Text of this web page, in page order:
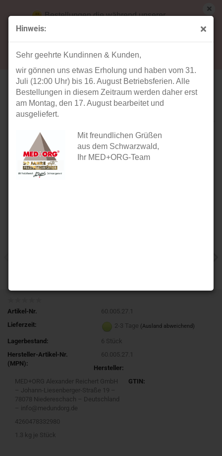
Hinweis:
Sehr geehrte Kundinnen & Kunden,
wir gönnen uns etwas Erholung und haben vom 31.
Juli (12:00 Uhr) bis 16. August Betriebsferien. Alle
Bestellungen in diesem Zeitraum werden daher erst
am Montag, den 17. August bearbeitet und
ausgeliefert.
Mit freundlichen Grüßen
aus dem Schwarzwald,
Ihr MED+ORG-Team
Bestellungen die während unserer
Betriebsferien (31. Juli ab 12:00 Uhr bis 16.
Artikel in dieser Kategorie
Terminplaner 4-spaltig Januar bis Juni 2027
Artikel-Nr.
60.005.27.1
Lieferzeit:
2-3 Tage (Ausland abweichend)
Lagerbestand: 6 Stück
Hersteller-Artikel-Nr.
(MPN):
60.005.27.1
Hersteller:
MED+ORG Alexander Reichert GmbH
– Johann-Liesenberger-Straße 19 –
78078 Niedereschach – Deutschland
– info@medundorg.de
GTIN:
4260478332980
1.3 kg je Stück